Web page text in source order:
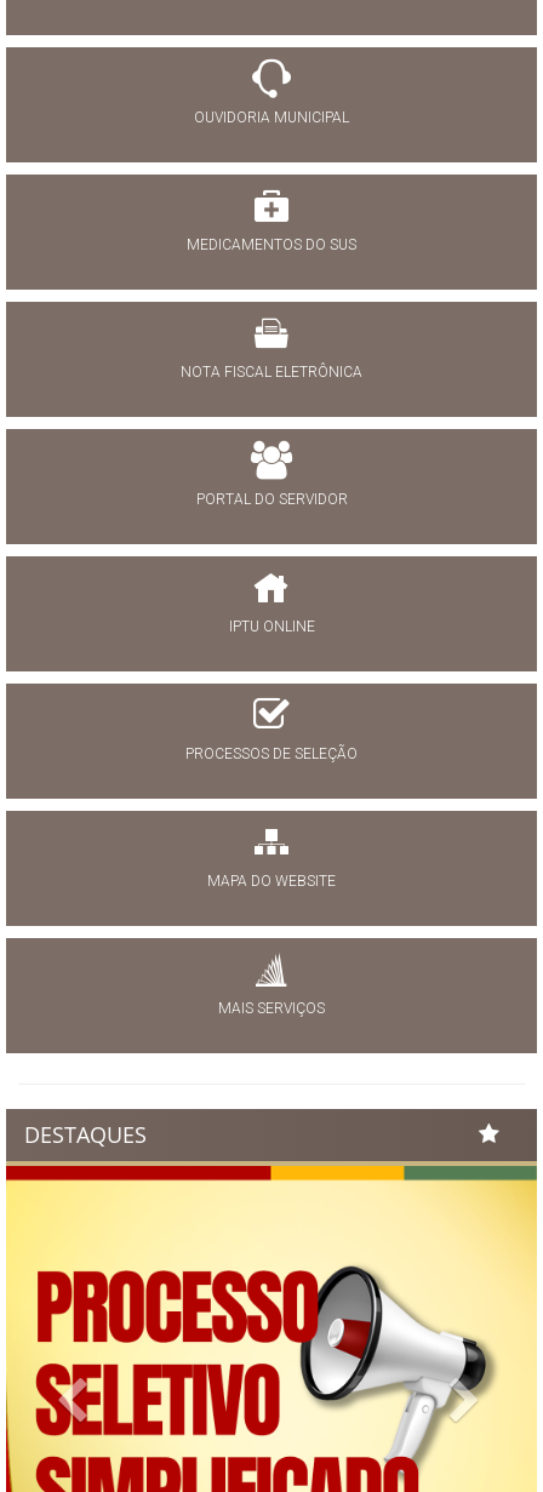
OUVIDORIA MUNICIPAL
MEDICAMENTOS DO SUS
NOTA FISCAL ELETRÔNICA
PORTAL DO SERVIDOR
IPTU ONLINE
PROCESSOS DE SELEÇÃO
MAPA DO WEBSITE
MAIS SERVIÇOS
DESTAQUES
Previous Next